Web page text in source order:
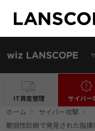
IT資産管理 サイバー
ホーム
サイバー攻撃
脆弱性診断で発見された指